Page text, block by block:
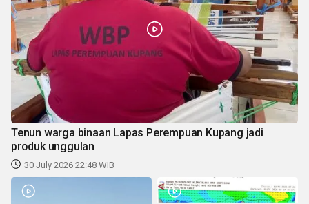
Tenun warga binaan Lapas Perempuan Kupang jadi
produk unggulan
30 July 2026 22:48 WIB